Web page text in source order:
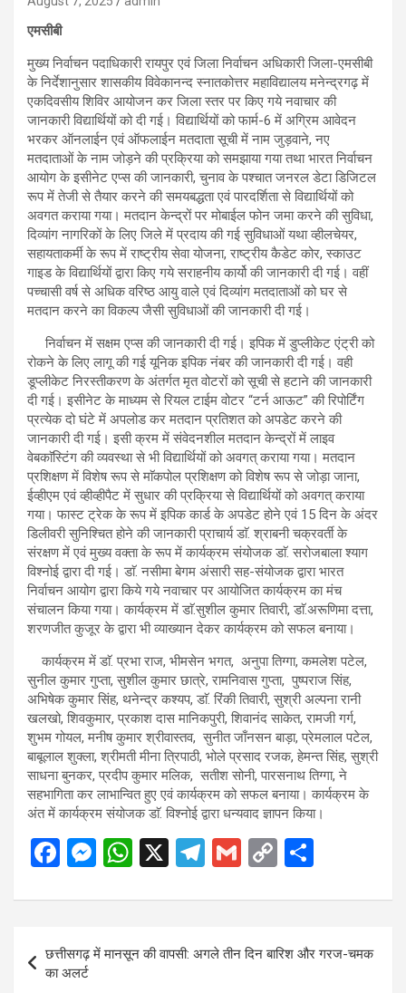
एमसीबी
मुख्य निर्वाचन पदाधिकारी रायपुर एवं जिला निर्वाचन अधिकारी जिला-एमसीबी
के निर्देशानुसार शासकीय विवेकानन्द स्नातकोत्तर महाविद्यालय मनेन्द्रगढ़ में
एकदिवसीय शिविर आयोजन कर जिला स्तर पर किए गये नवाचार की
जानकारी विद्यार्थियों को दी गई। विद्यार्थियों को फार्म-6 में अग्रिम आवेदन
भरकर ऑनलाईन एवं ऑफलाईन मतदाता सूची में नाम जुड़वाने, नए
मतदाताओं के नाम जोड़ने की प्रक्रिया को समझाया गया तथा भारत निर्वाचन
आयोग के इसीनेट एप्स की जानकारी, चुनाव के पश्चात जनरल डेटा डिजिटल
रूप में तेजी से तैयार करने की समयबद्धता एवं पारदर्शिता से विद्यार्थियों को
अवगत कराया गया। मतदान केन्द्रों पर मोबाईल फोन जमा करने की सुविधा,
दिव्यांग नागरिकों के लिए जिले में प्रदाय की गई सुविधाओं यथा व्हीलचेयर,
सहायताकर्मी के रूप में राष्ट्रीय सेवा योजना, राष्ट्रीय कैडेट कोर, स्काउट
गाइड के विद्यार्थियों द्वारा किए गये सराहनीय कार्यो की जानकारी दी गई। वहीं
पच्चासी वर्ष से अधिक वरिष्ठ आयु वाले एवं दिव्यांग मतदाताओं को घर से
मतदान करने का विकल्प जैसी सुविधाओं की जानकारी दी गई।
निर्वाचन में सक्षम एप्स की जानकारी दी गई। इपिक में डुप्लीकेट एंट्री को
रोकने के लिए लागू की गई यूनिक इपिक नंबर की जानकारी दी गई। वही
डूप्लीकेट निरस्तीकरण के अंतर्गत मृत वोटरों को सूची से हटाने की जानकारी
दी गई। इसीनेट के माध्यम से रियल टाईम वोटर “टर्न आऊट” की रिपोर्टिंग
प्रत्येक दो घंटे में अपलोड कर मतदान प्रतिशत को अपडेट करने की
जानकारी दी गई। इसी क्रम में संवेदनशील मतदान केन्द्रों में लाइव
वेबकाॅस्टिंग की व्यवस्था से भी विद्यार्थियों को अवगत् कराया गया। मतदान
प्रशिक्षण में विशेष रूप से माॅकपोल प्रशिक्षण को विशेष रूप से जोड़ा जाना,
ईव्हीएम एवं व्हीव्हीपैट में सुधार की प्रक्रिया से विद्यार्थियों को अवगत् कराया
गया। फास्ट ट्रेक के रूप में इपिक कार्ड के अपडेट होने एवं 15 दिन के अंदर
डिलीवरी सुनिश्चित होने की जानकारी प्राचार्य डाॅ. श्राबनी चक्रवर्ती के
संरक्षण में एवं मुख्य वक्ता के रूप में कार्यक्रम संयोजक डाॅ. सरोजबाला श्याग
विश्नोई द्वारा दी गई। डाॅ. नसीमा बेगम अंसारी सह-संयोजक द्वारा भारत
निर्वाचन आयोग द्वारा किये गये नवाचार पर आयोजित कार्यक्रम का मंच
संचालन किया गया। कार्यक्रम में डाॅ.सुशील कुमार तिवारी, डाॅ.अरूणिमा दत्ता,
शरणजीत कुजूर के द्वारा भी व्याख्यान देकर कार्यक्रम को सफल बनाया।
कार्यक्रम में डाॅ. प्रभा राज, भीमसेन भगत, अनुपा तिग्गा, कमलेश पटेल,
सुनील कुमार गुप्ता, सुशील कुमार छात्रे, रामनिवास गुप्ता, पुष्पराज सिंह,
अभिषेक कुमार सिंह, थनेन्द्र कश्यप, डाॅ. रिंकी तिवारी, सुश्री अल्पना रानी
खलखो, शिवकुमार, प्रकाश दास मानिकपुरी, शिवानंद साकेत, रामजी गर्ग,
शुभम गोयल, मनीष कुमार श्रीवास्तव, सुनीत जाँनसन बाड़ा, प्रेमलाल पटेल,
बाबूलाल शुक्ला, श्रीमती मीना त्रिपाठी, भोले प्रसाद रजक, हेमन्त सिंह, सुश्री
साधना बुनकर, प्रदीप कुमार मलिक, सतीश सोनी, पारसनाथ तिग्गा, ने
सहभागिता कर लाभान्वित हुए एवं कार्यक्रम को सफल बनाया। कार्यक्रम के
अंत में कार्यक्रम संयोजक डाॅ. विश्नोई द्वारा धन्यवाद ज्ञापन किया।
F
ce
b
o
M
se
n
g
W
at
A
X
T
e
gr
a
G
ail
C
py
Li
n
ar
navigation
छत्तीसगढ़ में मानसून की वापसी: अगले तीन दिन बारिश और गरज-चमक
का अलर्ट